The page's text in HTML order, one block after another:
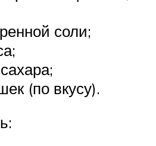
соли;
(по вкусу).